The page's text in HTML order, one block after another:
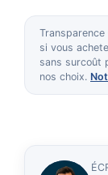
si vous
sans surcoût
nos choix.